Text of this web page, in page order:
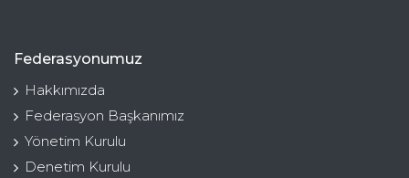
Federasyonumuz
Hakkımızda
Federasyon Başkanımız
Yönetim Kurulu
Denetim Kurulu